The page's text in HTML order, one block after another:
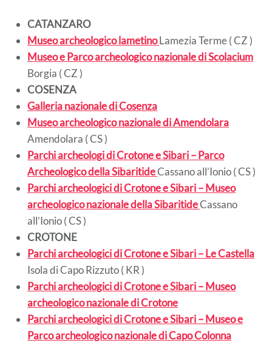
CATANZARO
Museo archeologico lametinoLamezia Terme ( CZ )
Museo e Parco archeologico nazionale di Scolacium
Borgia ( CZ )
COSENZA
Galleria nazionale di Cosenza
Museo archeologico nazionale di Amendolara
Amendolara ( CS )
Parchi archeologi di Crotone e Sibari – Parco
Archeologico della SibaritideCassano all’Ionio ( CS )
Parchi archeologici di Crotone e Sibari – Museo
archeologico nazionale della SibaritideCassano
all’Ionio ( CS )
CROTONE
Parchi archeologici di Crotone e Sibari – Le Castella
Isola di Capo Rizzuto ( KR )
Parchi archeologici di Crotone e Sibari – Museo
archeologico nazionale di Crotone
Parchi archeologici di Crotone e Sibari – Museo e
Parco archeologico nazionale di Capo Colonna